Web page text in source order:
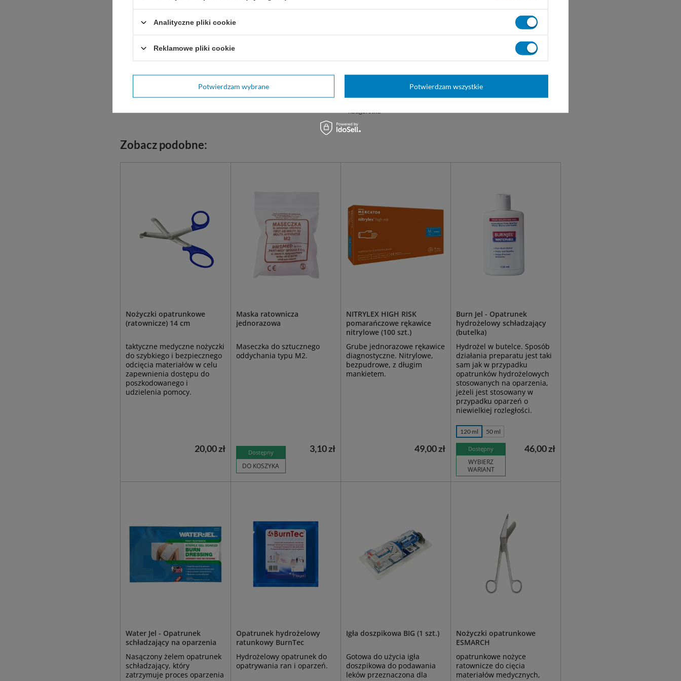
kciuka
nadgarstka
Zobacz podobne:
Nożyczki opatrunkowe
(ratownicze) 14 cm
taktyczne medyczne nożyczki
do szybkiego i bezpiecznego
odcięcia materiałów w celu
zapewnienia dostępu do
poszkodowanego i
udzielenia pomocy.
20,00 zł
Maska ratownicza
jednorazowa
Maseczka do sztucznego
oddychania typu M2.
Dostępny
DO KOSZYKA
3,10 zł
NITRYLEX HIGH RISK
pomarańczowe rękawice
nitrylowe (100 szt.)
Grube jednorazowe rękawice
diagnostyczne. Nitrylowe,
bezpudrowe, z długim
mankietem.
49,00 zł
Burn Jel - Opatrunek
hydrożelowy schładzający
(butelka)
Hydrożel w butelce. Sposób
działania preparatu jest taki
sam jak w przypadku
opatrunków hydrożelowych
stosowanych na oparzenia,
jeżeli jest stosowany w
przypadku oparzeń o
niewielkiej rozległości.
120 ml 50 ml
Dostępny
WYBIERZ
WARIANT
46,00 zł
Water Jel - Opatrunek
schładzający na oparzenia
Nasączony żelem opatrunek
schładzający, który
zatrzymuje proces oparzenia
Opatrunek hydrożelowy
ratunkowy BurnTec
Hydrożelowy opatrunek do
opatrywania ran i oparzeń.
Igła doszpikowa BIG (1 szt.)
Gotowa do użycia igła
doszpikowa do podawania
leków przeznaczona dla
Nożyczki opatrunkowe
ESMARCH
opatrunkowe nożyce
ratownicze do cięcia
materiałów medycznych,
Analityczne pliki cookie
Reklamowe pliki cookie
Potwierdzam wybrane Potwierdzam wszystkie